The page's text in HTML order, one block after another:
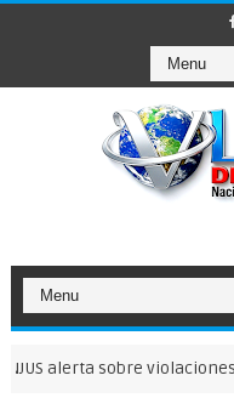
sobre violaciones a